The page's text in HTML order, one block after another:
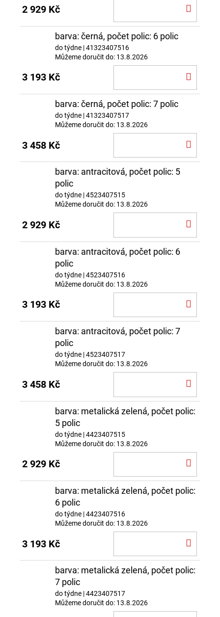
2 929 Kč
barva: černá, počet polic: 6 polic
do týdne | 41323407516
Můžeme doručit do: 13.8.2026
3 193 Kč
barva: černá, počet polic: 7 polic
do týdne | 41323407517
Můžeme doručit do: 13.8.2026
3 458 Kč
barva: antracitová, počet polic: 5
polic
do týdne | 4523407515
Můžeme doručit do: 13.8.2026
2 929 Kč
barva: antracitová, počet polic: 6
polic
do týdne | 4523407516
Můžeme doručit do: 13.8.2026
3 193 Kč
barva: antracitová, počet polic: 7
polic
do týdne | 4523407517
Můžeme doručit do: 13.8.2026
3 458 Kč
barva: metalická zelená, počet polic:
5 polic
do týdne | 4423407515
Můžeme doručit do: 13.8.2026
2 929 Kč
barva: metalická zelená, počet polic:
6 polic
do týdne | 4423407516
Můžeme doručit do: 13.8.2026
3 193 Kč
barva: metalická zelená, počet polic:
7 polic
do týdne | 4423407517
Můžeme doručit do: 13.8.2026